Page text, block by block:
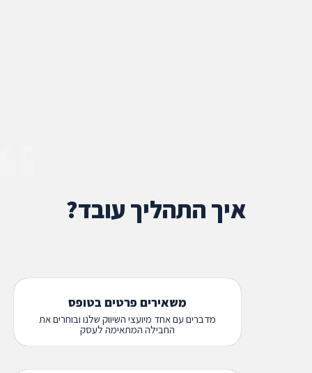
איך התהליך עובד?
משאירים פרטים בטופס
מדברים עם אחד מיועצי השיווק שלנו ובוחרים את
החבילה המתאימה לעסק